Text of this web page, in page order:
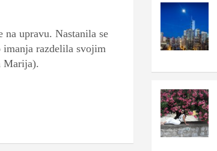
upravu. Nastanila se
razdelila svojim
Marija).